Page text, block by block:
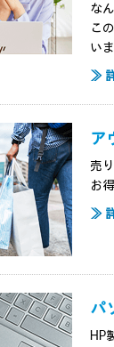
な
こ
い
≫
ア
売
お
≫
パ
HP